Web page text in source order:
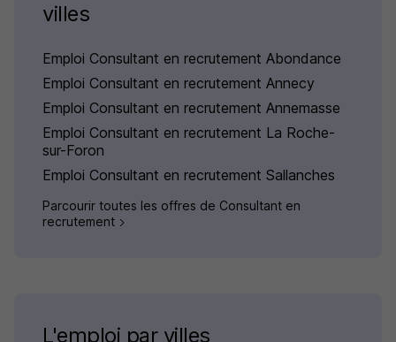
villes
Emploi Consultant en recrutement Abondance
Emploi Consultant en recrutement Annecy
Emploi Consultant en recrutement Annemasse
Emploi Consultant en recrutement La Roche-
sur-Foron
Emploi Consultant en recrutement Sallanches
Parcourir toutes les offres de Consultant en
recrutement
L'emploi par villes